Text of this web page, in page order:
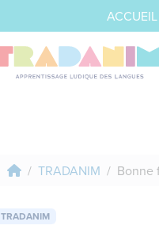
ACCUEIL
TRADANIM Bonne
TRADANIM